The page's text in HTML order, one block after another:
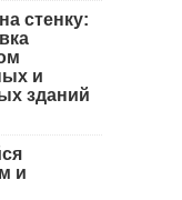
стенку:
и
зданий
и